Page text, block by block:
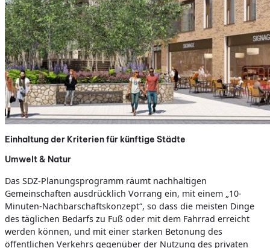
Einhaltung der Kriterien für künftige Städte
Umwelt & Natur
Das SDZ-Planungsprogramm räumt nachhaltigen
Gemeinschaften ausdrücklich Vorrang ein, mit einem „10-
Minuten-Nachbarschaftskonzept“, so dass die meisten Dinge
des täglichen Bedarfs zu Fuß oder mit dem Fahrrad erreicht
werden können, und mit einer starken Betonung des
öffentlichen Verkehrs gegenüber der Nutzung des privaten